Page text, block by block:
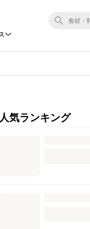
人気ランキング